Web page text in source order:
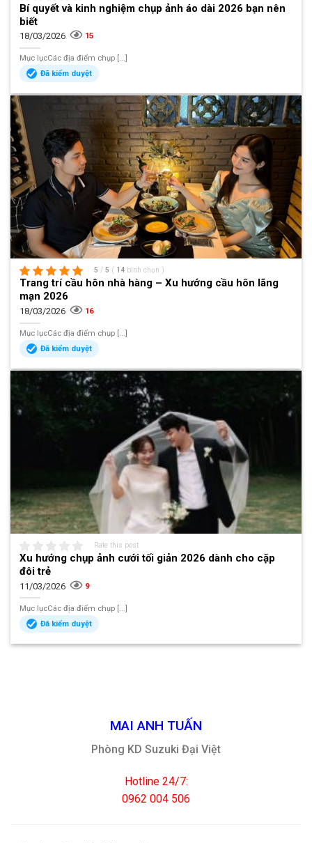
Bí quyết và kinh nghiệm chụp ảnh áo dài 2026 bạn nên
biết
18/03/2026 15
Mục lụcCác địa điểm chụp [...]
Đã kiểm duyệt
5 / 5 ( 14 bình chọn )
Trang trí cầu hôn nhà hàng – Xu hướng cầu hôn lãng
mạn 2026
18/03/2026 16
Mục lụcCác địa điểm chụp [...]
Đã kiểm duyệt
Rate this post
Xu hướng chụp ảnh cưới tối giản 2026 dành cho cặp
đôi trẻ
11/03/2026 9
Mục lụcCác địa điểm chụp [...]
Đã kiểm duyệt
MAI ANH TUẤN
Phòng KD Suzuki Đại Việt
Hotline 24/7:
0962 004 506